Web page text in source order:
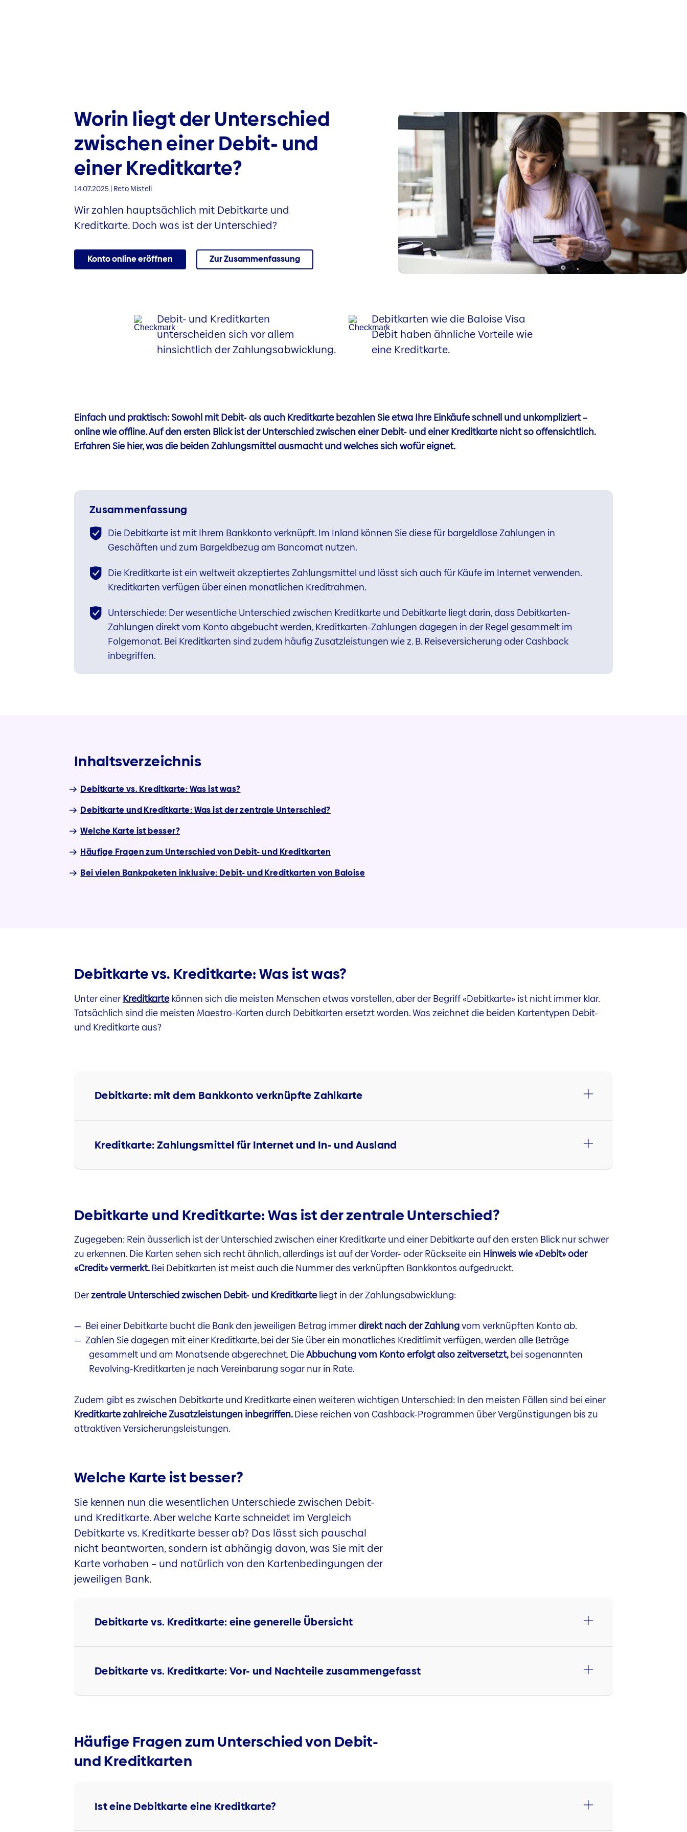
Worin liegt der Unterschied
zwischen einer Debit- und
einer Kreditkarte?
14.07.2025 | Reto Misteli
Wir zahlen hauptsächlich mit Debitkarte und
Kreditkarte. Doch was ist der Unterschied?
Konto online eröffnen Zur Zusammenfassung
Debit- und Kreditkarten
unterscheiden sich vor allem
hinsichtlich der Zahlungsabwicklung.
Debitkarten wie die Baloise Visa
Debit haben ähnliche Vorteile wie
eine Kreditkarte.
Einfach und praktisch: Sowohl mit Debit- als auch Kreditkarte bezahlen Sie etwa Ihre Einkäufe schnell und unkompliziert –
online wie offline. Auf den ersten Blick ist der Unterschied zwischen einer Debit- und einer Kreditkarte nicht so offensichtlich.
Erfahren Sie hier, was die beiden Zahlungsmittel ausmacht und welches sich wofür eignet.
Zusammenfassung
Die Debitkarte ist mit Ihrem Bankkonto verknüpft. Im Inland können Sie diese für bargeldlose Zahlungen in
Geschäften und zum Bargeldbezug am Bancomat nutzen.
Die Kreditkarte ist ein weltweit akzeptiertes Zahlungsmittel und lässt sich auch für Käufe im Internet verwenden.
Kreditkarten verfügen über einen monatlichen Kreditrahmen.
Unterschiede: Der wesentliche Unterschied zwischen Kreditkarte und Debitkarte liegt darin, dass Debitkarten-
Zahlungen direkt vom Konto abgebucht werden, Kreditkarten-Zahlungen dagegen in der Regel gesammelt im
Folgemonat. Bei Kreditkarten sind zudem häufig Zusatzleistungen wie z. B. Reiseversicherung oder Cashback
inbegriffen.
Inhaltsverzeichnis
Debitkarte vs. Kreditkarte: Was ist was?
Debitkarte und Kreditkarte: Was ist der zentrale Unterschied?
Welche Karte ist besser?
Häufige Fragen zum Unterschied von Debit- und Kreditkarten
Bei vielen Bankpaketen inklusive: Debit- und Kreditkarten von Baloise
Debitkarte vs. Kreditkarte: Was ist was?
Unter einer Kreditkarte können sich die meisten Menschen etwas vorstellen, aber der Begriff «Debitkarte» ist nicht immer klar.
Tatsächlich sind die meisten Maestro-Karten durch Debitkarten ersetzt worden. Was zeichnet die beiden Kartentypen Debit-
und Kreditkarte aus?
Debitkarte: mit dem Bankkonto verknüpfte Zahlkarte
Kreditkarte: Zahlungsmittel für Internet und In- und Ausland
Debitkarte und Kreditkarte: Was ist der zentrale Unterschied?
Zugegeben: Rein äusserlich ist der Unterschied zwischen einer Kreditkarte und einer Debitkarte auf den ersten Blick nur schwer
zu erkennen. Die Karten sehen sich recht ähnlich, allerdings ist auf der Vorder- oder Rückseite ein Hinweis wie «Debit» oder
«Credit» vermerkt.Bei Debitkarten ist meist auch die Nummer des verknüpften Bankkontos aufgedruckt.
Derzentrale Unterschied zwischen Debit- und Kreditkarte liegt in der Zahlungsabwicklung:
Bei einer Debitkarte bucht die Bank den jeweiligen Betrag immerdirekt nach der Zahlungvom verknüpften Konto ab.
Zahlen Sie dagegen mit einer Kreditkarte, bei der Sie über ein monatliches Kreditlimit verfügen, werden alle Beträge
gesammelt und am Monatsende abgerechnet. DieAbbuchung vom Konto erfolgt also zeitversetzt,bei sogenannten
Revolving-Kreditkarten je nach Vereinbarung sogar nur in Rate.
Zudem gibt es zwischen Debitkarte und Kreditkarte einen weiteren wichtigen Unterschied: In den meisten Fällen sind bei einer
Kreditkarte zahlreiche Zusatzleistungen inbegriffen.Diese reichen von Cashback-Programmen über Vergünstigungen bis zu
attraktiven Versicherungsleistungen.
Welche Karte ist besser?
Sie kennen nun die wesentlichen Unterschiede zwischen Debit-
und Kreditkarte. Aber welche Karte schneidet im Vergleich
Debitkarte vs. Kreditkarte besser ab? Das lässt sich pauschal
nicht beantworten, sondern ist abhängig davon, was Sie mit der
Karte vorhaben – und natürlich von den Kartenbedingungen der
jeweiligen Bank.
Debitkarte vs. Kreditkarte: eine generelle Übersicht
Debitkarte vs. Kreditkarte: Vor- und Nachteile zusammengefasst
Häufige Fragen zum Unterschied von Debit-
und Kreditkarten
Ist eine Debitkarte eine Kreditkarte?